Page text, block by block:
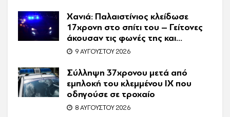
Χανιά: Παλαιστίνιος κλείδωσε
17χρονη στο σπίτι του – Γείτονες
άκουσαν τις φωνές της και
κάλεσαν την Αστυνομία
9 ΑΥΓΟΎΣΤΟΥ 2026
Σύλληψη 37χρονου μετά από
εμπλοκή του κλεμμένου ΙΧ που
οδηγούσε σε τροχαίο
8 ΑΥΓΟΎΣΤΟΥ 2026